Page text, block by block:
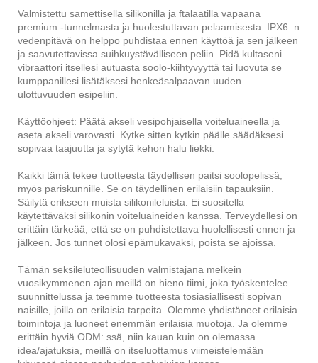
Valmistettu samettisella silikonilla ja ftalaatilla vapaana
premium -tunnelmasta ja huolestuttavan pelaamisesta. IPX6: n
vedenpitävä on helppo puhdistaa ennen käyttöä ja sen jälkeen
ja saavutettavissa suihkuystävälliseen peliin. Pidä kultaseni
vibraattori itsellesi autuasta soolo-kiihtyvyyttä tai luovuta se
kumppanillesi lisätäksesi henkeäsalpaavan uuden
ulottuvuuden esipeliin.
Käyttöohjeet: Päätä akseli vesipohjaisella voiteluaineella ja
aseta akseli varovasti. Kytke sitten kytkin päälle säädäksesi
sopivaa taajuutta ja sytytä kehon halu liekki.
Kaikki tämä tekee tuotteesta täydellisen paitsi soolopelissä,
myös pariskunnille. Se on täydellinen erilaisiin tapauksiin.
Säilytä erikseen muista silikonileluista. Ei suositella
käytettäväksi silikonin voiteluaineiden kanssa. Terveydellesi on
erittäin tärkeää, että se on puhdistettava huolellisesti ennen ja
jälkeen. Jos tunnet olosi epämukavaksi, poista se ajoissa.
Tämän seksileluteollisuuden valmistajana melkein
vuosikymmenen ajan meillä on hieno tiimi, joka työskentelee
suunnittelussa ja teemme tuotteesta tosiasiallisesti sopivan
naisille, joilla on erilaisia ​​tarpeita. Olemme yhdistäneet erilaisia ​​
toimintoja ja luoneet enemmän erilaisia ​​muotoja. Ja olemme
erittäin hyviä ODM: ssä, niin kauan kuin on olemassa
idea/ajatuksia, meillä on itseluottamus viimeistelemään